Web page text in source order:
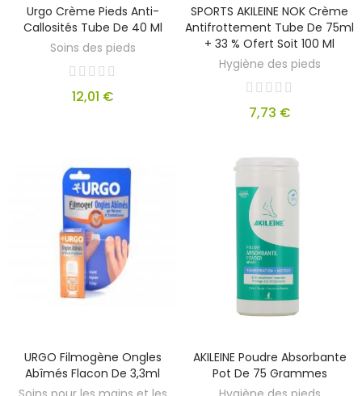
Urgo Crème Pieds Anti-
Callosités Tube De 40 Ml
Soins des pieds
12,01 €
SPORTS AKILEINE NOK Crème
Antifrottement Tube De 75ml
+ 33 % Ofert Soit 100 Ml
Hygiène des pieds
7,73 €
URGO Filmogène Ongles
Abîmés Flacon De 3,3ml
AKILEINE Poudre Absorbante
Pot De 75 Grammes